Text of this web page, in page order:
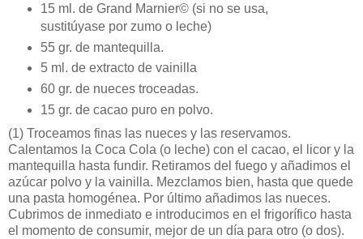
15 ml. de Grand Marnier© (si no se usa,
sustitúyase por zumo o leche)
55 gr. de mantequilla.
5 ml. de extracto de vainilla
60 gr. de nueces troceadas.
15 gr. de cacao puro en polvo.
(1) Troceamos finas las nueces y las reservamos.
Calentamos la Coca Cola (o leche) con el cacao, el licor y la
mantequilla hasta fundir. Retiramos del fuego y añadimos el
azúcar polvo y la vainilla. Mezclamos bien, hasta que quede
una pasta homogénea. Por último añadimos las nueces.
Cubrimos de inmediato e introducimos en el frigorífico hasta
el momento de consumir, mejor de un día para otro (o dos).